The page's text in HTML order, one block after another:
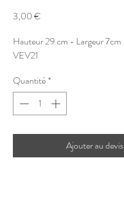
3,00 €
Hauteur 29 cm - Largeur 7cm
VEV21
Quantité*
Ajouter au devis